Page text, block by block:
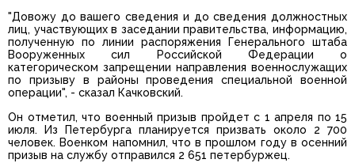
"Довожу до вашего сведения и до сведения должностных
лиц, участвующих в заседании правительства, информацию,
полученную по линии распоряжения Генерального штаба
Вооруженных сил Российской Федерации о
категорическом запрещении направления военнослужащих
по призыву в районы проведения специальной военной
операции", - сказал Качковский.
Он отметил, что военный призыв пройдет с 1 апреля по 15
июля. Из Петербурга планируется призвать около 2 700
человек. Военком напомнил, что в прошлом году в осенний
призыв на службу отправился 2 651 петербуржец.